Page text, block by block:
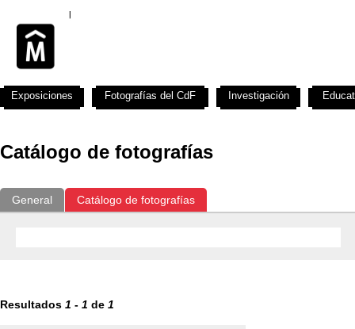
Catálogo de fotografías
General Catálogo de fotografías
Resultados 1 - 1 de 1
Exposiciones Fotografías del CdF Investigación